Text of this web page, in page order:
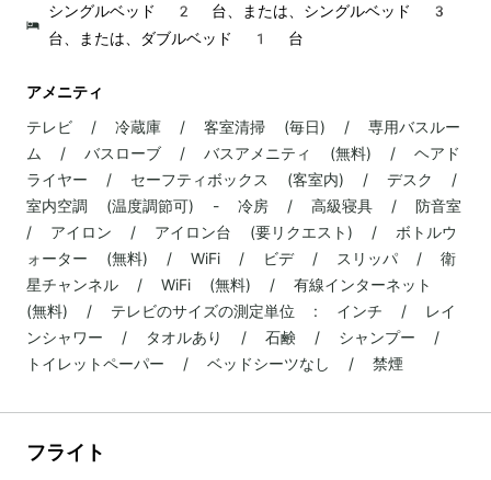
シングルベッド 2 台、または、シングルベッド 3
台、または、ダブルベッド 1 台
アメニティ
テレビ / 冷蔵庫 / 客室清掃 (毎日) / 専用バスルー
ム / バスローブ / バスアメニティ (無料) / ヘアド
ライヤー / セーフティボックス (客室内) / デスク /
室内空調 (温度調節可) - 冷房 / 高級寝具 / 防音室
/ アイロン / アイロン台 (要リクエスト) / ボトルウ
ォーター (無料) / WiFi / ビデ / スリッパ / 衛
星チャンネル / WiFi (無料) / 有線インターネット
(無料) / テレビのサイズの測定単位 : インチ / レイ
ンシャワー / タオルあり / 石鹸 / シャンプー /
トイレットペーパー / ベッドシーツなし / 禁煙
フライト